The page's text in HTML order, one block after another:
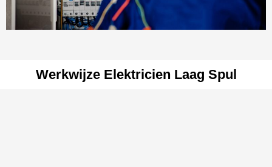
Werkwijze Elektricien Laag Spul